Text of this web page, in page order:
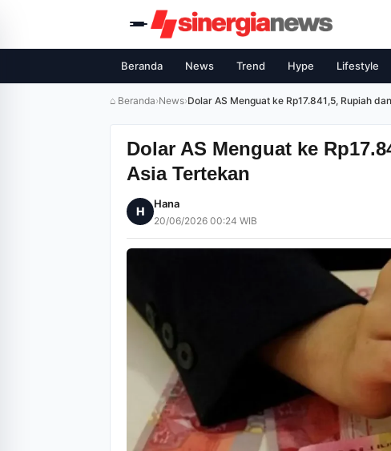
Beranda News Trend Hype Lifestyle
⌂ Beranda›News›Dolar AS Menguat ke Rp17.841,5, Rupiah
Dolar AS Menguat ke
Asia Tertekan
H
Hana
20/06/2026 00:24 WIB